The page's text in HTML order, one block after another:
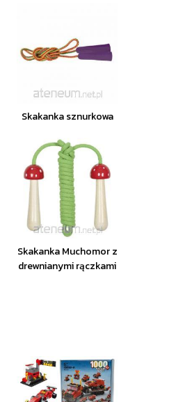
Skakanka sznurkowa
Skakanka Muchomor z
drewnianymi rączkami